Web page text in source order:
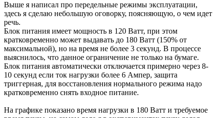
Выше я написал про передельные режимы эксплуатации,
здесь я сделаю небольшую оговорку, поясняющую, о чем идет
речь.
Блок питания имеет мощность в 120 Ватт, при этом
кратковременно может выдавать до 180 Ватт (150% от
максимальной), но на время не более 3 секунд. В процессе
выяснилось, что данное ограничение не только на бумаге.
Блок питания автоматически отключается примерно через 8-
10 секунд если ток нагрузки более 6 Ампер, защита
триггерная, для восстановления нормального режима надо
кратковременно снять входное питание.
На графике показано время нагрузки в 180 Ватт и требуемое